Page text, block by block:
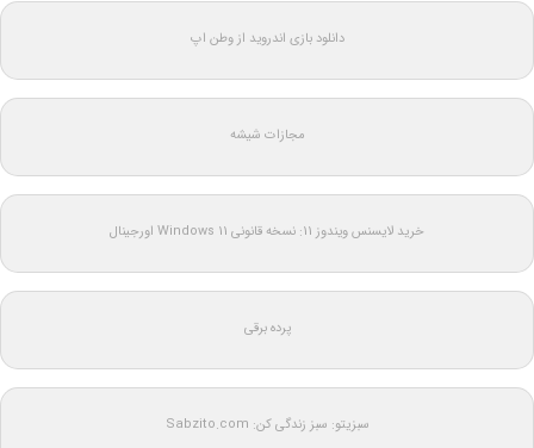
دانلود بازی اندروید از وطن اپ
مجازات شیشه
خرید لایسنس ویندوز 11: نسخه قانونی Windows 11 اورجینال
پرده برقی
سبزیتو: سبز زندگی کن: Sabzito.com